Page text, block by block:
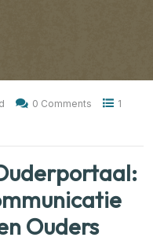
0 Comments
1
Ouders